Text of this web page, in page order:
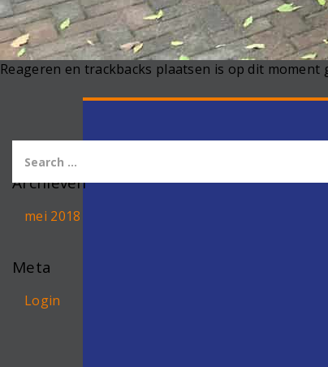
Reageren en trackbacks plaatsen is op dit moment
Archieven
mei 2018
Meta
Login